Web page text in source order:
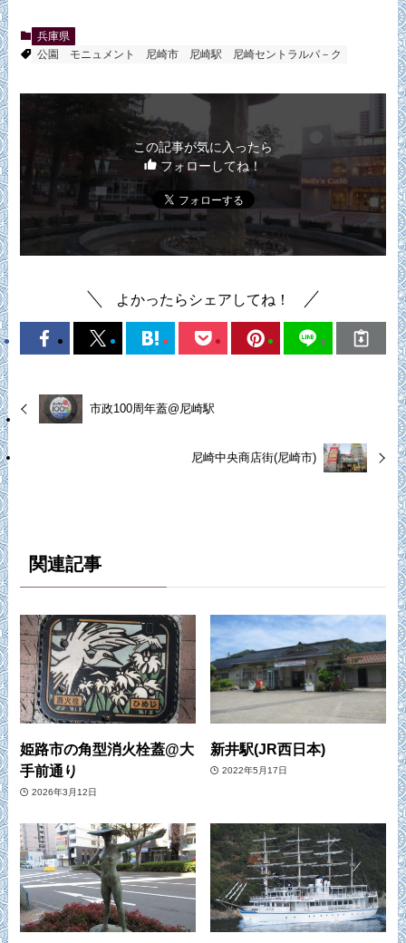
兵庫県
公園
モニュメント 尼崎市 尼崎駅 尼崎セントラルパ－ク
この記事が気に入ったら
フォローしてね！
よかったらシェアしてね！
市政100周年蓋@尼崎駅
尼崎中央商店街(尼崎市)
関連記事
姫路市の角型消火栓蓋@大
手前通り
2026年3月12日
新井駅(JR西日本)
2022年5月17日